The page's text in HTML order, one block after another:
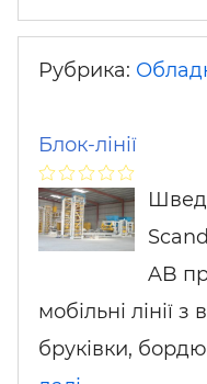
Рубрика:
Блок-лінії
AB
мобільні лінії
бруківки,